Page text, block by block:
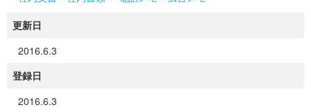
更新日
2016.6.3
登録日
2016.6.3